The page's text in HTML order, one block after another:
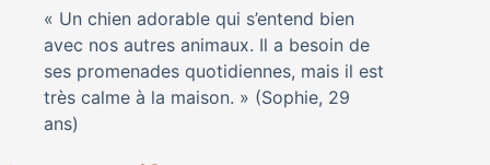
« Un chien adorable qui s’entend bien
avec nos autres animaux. Il a besoin de
ses promenades quotidiennes, mais il est
très calme à la maison. » (Sophie, 29
ans)